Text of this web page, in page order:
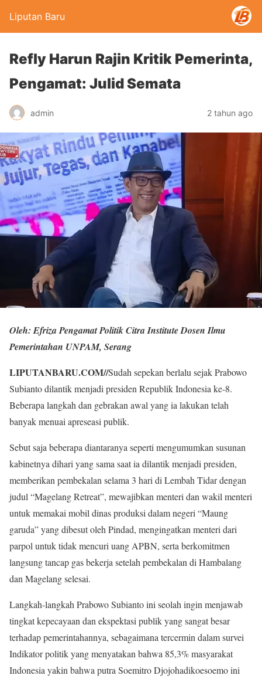
Liputan Baru
Refly Harun Rajin Kritik Pemerinta,
Pengamat: Julid Semata
admin 2 tahun ago
Oleh: Efriza Pengamat Politik Citra Institute Dosen Ilmu
Pemerintahan UNPAM, Serang
LIPUTANBARU.COM//Sudah sepekan berlalu sejak Prabowo
Subianto dilantik menjadi presiden Republik Indonesia ke-8.
Beberapa langkah dan gebrakan awal yang ia lakukan telah
banyak menuai apreseasi publik.
Sebut saja beberapa diantaranya seperti mengumumkan susunan
kabinetnya dihari yang sama saat ia dilantik menjadi presiden,
memberikan pembekalan selama 3 hari di Lembah Tidar dengan
judul “Magelang Retreat”, mewajibkan menteri dan wakil menteri
untuk memakai mobil dinas produksi dalam negeri “Maung
garuda” yang dibesut oleh Pindad, mengingatkan menteri dari
parpol untuk tidak mencuri uang APBN, serta berkomitmen
langsung tancap gas bekerja setelah pembekalan di Hambalang
dan Magelang selesai.
Langkah-langkah Prabowo Subianto ini seolah ingin menjawab
tingkat kepecayaan dan ekspektasi publik yang sangat besar
terhadap pemerintahannya, sebagaimana tercermin dalam survei
Indikator politik yang menyatakan bahwa 85,3% masyarakat
Indonesia yakin bahwa putra Soemitro Djojohadikoesoemo ini